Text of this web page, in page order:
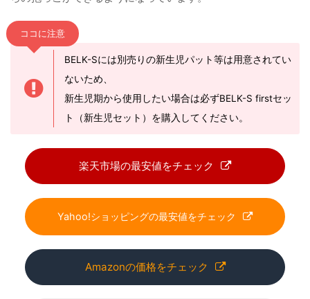
ココに注意
BELK-Sには別売りの新生児パット等は用意されてい
ないため、
新生児期から使用したい場合は必ずBELK-S firstセッ
ト（新生児セット）を購入してください。
楽天市場の最安値をチェック
Yahoo!ショッピングの最安値をチェック
Amazonの価格をチェック